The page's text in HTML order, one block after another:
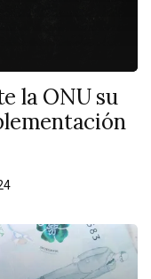
la ONU su